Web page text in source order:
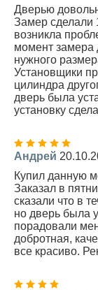
Дверью
Замер сделали
возникла
момент замера
нужного
Установщики
цилиндра
дверь была
установку
Андрей
Купил данную
Заказал в
сказали что в
но дверь была
порадовали
добротная,
все красиво.